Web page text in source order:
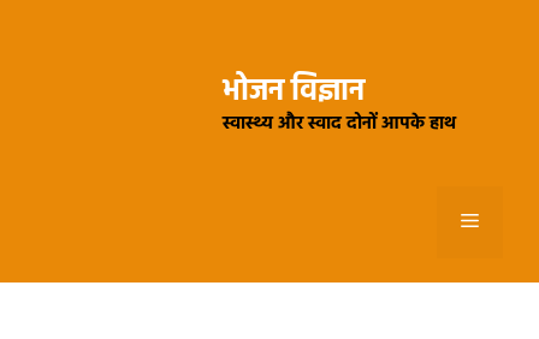
भोजन विज्ञान
स्वास्थ्य और स्वाद दोनों आपके हाथ
Menu